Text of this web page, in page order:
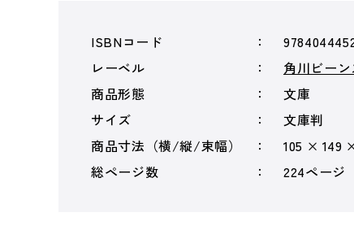
ISBNコード
レーベル
角川ビー
商品形態
文庫
サイズ
文庫判
商品寸法（横/縦/束幅）
105 × 149
総ページ数
224ページ